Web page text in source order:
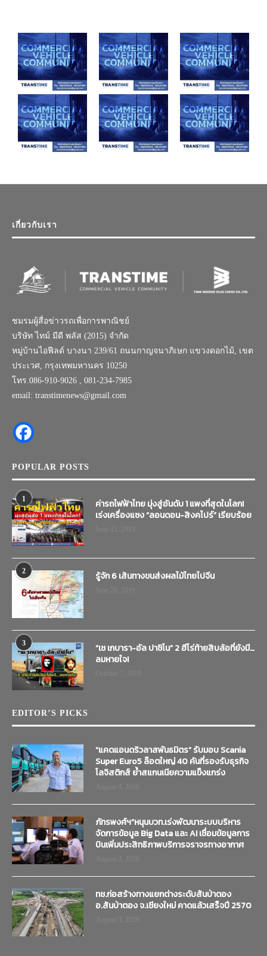
เกี่ยวกับเรา
ชมรมผู้สื่อข่าวรถเพื่อการพาณิชย์
บริษัท ไทม์ มีดี พลัส (2015) จำกัด
หมู่บ้านไอฟีลด์ บางนา 239/61 ถนนกาญจนาภิเษก แขวงดอกไม้, เขต
ประเวศ, กรุงเทพมหานคร 10250
โทร.086-910-9026 , 081-234-7985
email: transtimenews@gmail.com
POPULAR POSTS
1
ค่ารถไฟฟ้าไทย มุ่งสู่อันดับ 1 แพงที่สุดในโลก!
เร่งเครื่องแซง “ลอนดอน-สิงคโปร์” เรียบร้อย
2 รู้จัก 6 เส้นทางขนส่งผลไม้ไทยไปจีน
3
“เช เกบารา-อัล ปาชิโน” 2 ฮีโร่ท้ายสิบล้อที่ยังมี…
ลมหายใจ!
EDITOR’S PICKS
“แคดแอนดริวลาสพันธมิตร” รับมอบ Scania
Super Euro5 ล็อตใหญ่ 40 คันที่รองรับธุรกิจ
โลจิสติกส์ ย้ำสแกนเนียความแข็งแกร่ง
ภัทรพงศ์ฯ”หนุนบวท.เร่งพัฒนาระบบบริหาร
จัดการข้อมูล Big Data และ AI เชื่อมข้อมูลการ
บินเพิ่มประสิทธิภาพบริการจราจรทางอากาศ
ทช.ก่อสร้างทางแยกต่างระดับสันป่าตอง
อ.สันป่าตอง จ.เชียงใหม่ คาดแล้วเสร็จปี 2570